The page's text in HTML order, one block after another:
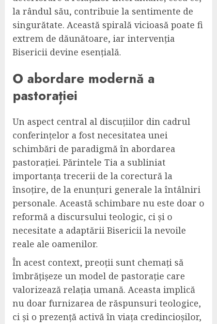
la rândul său, contribuie la sentimente de
singurătate. Această spirală vicioasă poate fi
extrem de dăunătoare, iar intervenția
Bisericii devine esențială.
O abordare modernă a
pastorației
Un aspect central al discuțiilor din cadrul
conferințelor a fost necesitatea unei
schimbări de paradigmă în abordarea
pastorației. Părintele Tia a subliniat
importanța trecerii de la corectură la
însoțire, de la enunțuri generale la întâlniri
personale. Această schimbare nu este doar o
reformă a discursului teologic, ci și o
necesitate a adaptării Bisericii la nevoile
reale ale oamenilor.
În acest context, preoții sunt chemați să
îmbrățișeze un model de pastorație care
valorizează relația umană. Aceasta implică
nu doar furnizarea de răspunsuri teologice,
ci și o prezență activă în viața credincioșilor,